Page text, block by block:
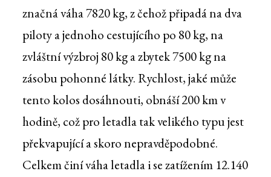
značná váha 7820 kg, z čehož připadá na dva
piloty a jednoho cestujícího po 80 kg, na
zvláštní výzbroj 80 kg a zbytek 7500 kg na
zásobu pohonné látky. Rychlost, jaké může
tento kolos dosáhnouti, obnáší 200 km v
hodině, což pro letadla tak velikého typu jest
překvapující a skoro nepravděpodobné.
Celkem činí váha letadla i se zatížením 12.140